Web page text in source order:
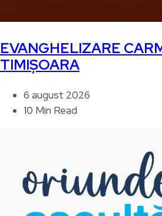
EVANGHELIZARE
TIMIȘOARA
6 august 2026
10 Min Read